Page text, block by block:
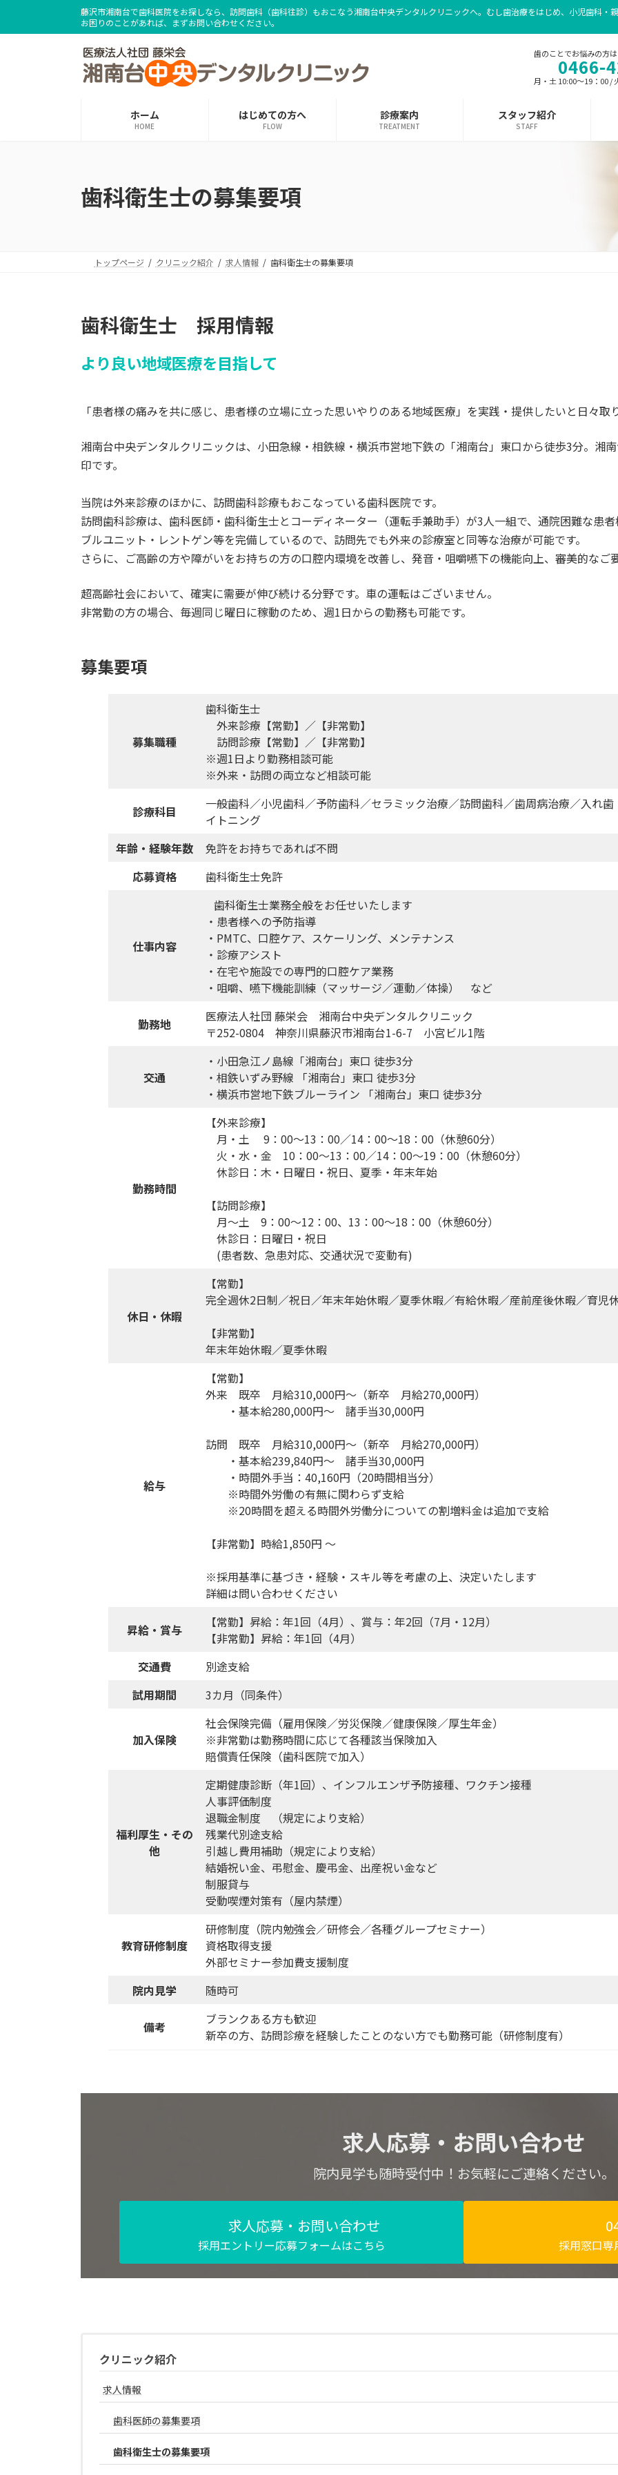
藤沢市湘南台で歯科医院をお探しなら、訪問歯科（歯科往診）もおこなう湘南台中央デンタルクリニックへ。むし歯治療をはじめ、小児歯科・
お困りのことがあれば、まずお問い合わせください。
歯のことでお悩みの方
0466-
月・土 10:00～19：00 /
ホーム
HOME
はじめての方へ
FLOW
診療案内
TREATMENT
スタッフ紹介
STAFF
歯科衛生士の募集要項
トップページ クリニック紹介 求人情報 歯科衛生士の募集要項
歯科衛生士 採用情報
より良い地域医療を目指して
「患者様の痛みを共に感じ、患者様の立場に立った思いやりのある地域医療」を実践・提供したいと日々取
湘南台中央デンタルクリニックは、小田急線・相鉄線・横浜市営地下鉄の「湘南台」東口から徒歩3分。湘
印です。
当院は外来診療のほかに、訪問歯科診療もおこなっている歯科医院です。
訪問歯科診療は、歯科医師・歯科衛生士とコーディネーター（運転手兼助手）が3人一組で、通院困難な患
ブルユニット・レントゲン等を完備しているので、訪問先でも外来の診療室と同等な治療が可能です。
さらに、ご高齢の方や障がいをお持ちの方の口腔内環境を改善し、発音・咀嚼嚥下の機能向上、審美的なご
超高齢社会において、確実に需要が伸び続ける分野です。車の運転はございません。
非常勤の方の場合、毎週同じ曜日に稼動のため、週1日からの勤務も可能です。
募集要項
募集職種
歯科衛生士
外来診療【常勤】／【非常勤】
訪問診療【常勤】／【非常勤】
※週1日より勤務相談可能
※外来・訪問の両立など相談可能
診療科目
一般歯科／小児歯科／予防歯科／セラミック治療／訪問歯科／歯周病治療／入れ
イトニング
年齢・経験年数
免許をお持ちであれば不問
応募資格
歯科衛生士免許
仕事内容
歯科衛生士業務全般をお任せいたします
・患者様への予防指導
・PMTC、口腔ケア、スケーリング、メンテナンス
・診療アシスト
・在宅や施設での専門的口腔ケア業務
・咀嚼、嚥下機能訓練（マッサージ／運動／体操） など
勤務地
医療法人社団 藤栄会 湘南台中央デンタルクリニック
〒252-0804 神奈川県藤沢市湘南台1-6-7 小宮ビル1階
交通
・小田急江ノ島線「湘南台」東口 徒歩3分
・相鉄いずみ野線 「湘南台」東口 徒歩3分
・横浜市営地下鉄ブルーライン 「湘南台」東口 徒歩3分
勤務時間
【外来診療】
月・土 9：00～13：00／14：00～18：00（休憩60分）
火・水・金 10：00～13：00／14：00～19：00（休憩60分）
休診日：木・日曜日・祝日、夏季・年末年始
【訪問診療】
月～土 9：00～12：00、13：00～18：00（休憩60分）
休診日：日曜日・祝日
(患者数、急患対応、交通状況で変動有)
休日・休暇
【常勤】
完全週休2日制／祝日／年末年始休暇／夏季休暇／有給休暇／産前産後休暇／育児
【非常勤】
年末年始休暇／夏季休暇
給与
【常勤】
外来 既卒 月給310,000円～（新卒 月給270,000円）
・基本給280,000円～ 諸手当30,000円
訪問 既卒 月給310,000円～（新卒 月給270,000円）
・基本給239,840円～ 諸手当30,000円
・時間外手当：40,160円（20時間相当分）
※時間外労働の有無に関わらず支給
※20時間を超える時間外労働分についての割増料金は追加で支給
【非常勤】時給1,850円 〜
※採用基準に基づき・経験・スキル等を考慮の上、決定いたします
詳細は問い合わせください
昇給・賞与
【常勤】昇給：年1回（4月）、賞与：年2回（7月・12月）
【非常勤】昇給：年1回（4月）
交通費
別途支給
試用期間
3カ月（同条件）
加入保険
社会保険完備（雇用保険／労災保険／健康保険／厚生年金）
※非常勤は勤務時間に応じて各種該当保険加入
賠償責任保険（歯科医院で加入）
福利厚生・その
他
定期健康診断（年1回）、インフルエンザ予防接種、ワクチン接種
人事評価制度
退職金制度 （規定により支給）
残業代別途支給
引越し費用補助（規定により支給）
結婚祝い金、弔慰金、慶弔金、出産祝い金など
制服貸与
受動喫煙対策有（屋内禁煙）
教育研修制度
研修制度（院内勉強会／研修会／各種グループセミナー）
資格取得支援
外部セミナー参加費支援制度
院内見学
随時可
備考
ブランクある方も歓迎
新卒の方、訪問診療を経験したことのない方でも勤務可能（研修制度有）
求人応募・お問い合わせ
院内見学も随時受付中！お気軽にご連絡ください。
求人応募・お問い合わせ
採用エントリー応募フォームはこちら 採用窓口専
クリニック紹介
求人情報
歯科医師の募集要項
歯科衛生士の募集要項